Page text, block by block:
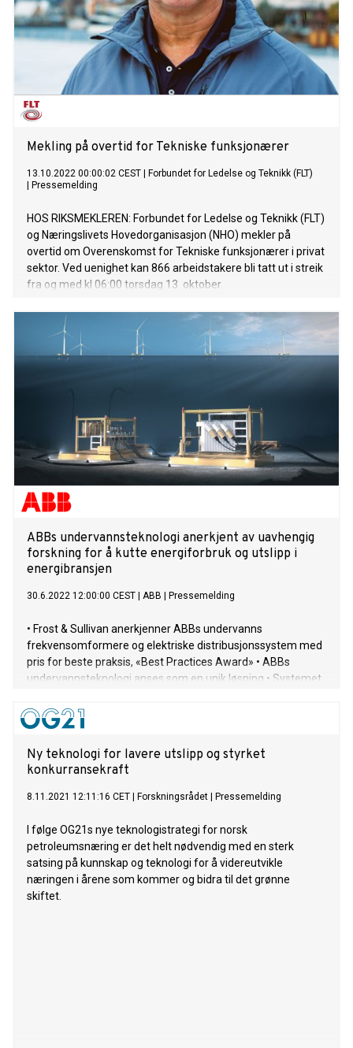
Mekling på overtid for Tekniske funksjonærer
13.10.2022 00:00:02 CEST
Forbundet for Ledelse og Teknikk (FLT)
Pressemelding
HOS RIKSMEKLEREN: Forbundet for Ledelse og Teknikk (FLT)
og Næringslivets Hovedorganisasjon (NHO) mekler på
overtid om Overenskomst for Tekniske funksjonærer i privat
sektor. Ved uenighet kan 866 arbeidstakere bli tatt ut i streik
fra og med kl 06:00 torsdag 13. oktober.
ABBs undervannsteknologi anerkjent av uavhengig
forskning for å kutte energiforbruk og utslipp i
energibransjen
30.6.2022 12:00:00 CEST ABB Pressemelding
• Frost & Sullivan anerkjenner ABBs undervanns
frekvensomformere og elektriske distribusjonssystem med
pris for beste praksis, «Best Practices Award» • ABBs
undervannsteknologi anses som en unik løsning • Systemet
med å redusere strømforbruket og å redusere karbonutslipp
Ny teknologi for lavere utslipp og styrket
konkurransekraft
8.11.2021 12:11:16 CET Forskningsrådet Pressemelding
I følge OG21s nye teknologistrategi for norsk
petroleumsnæring er det helt nødvendig med en sterk
satsing på kunnskap og teknologi for å videreutvikle
næringen i årene som kommer og bidra til det grønne
skiftet.